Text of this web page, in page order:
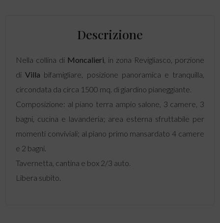
Descrizione
Nella collina di Moncalieri , in zona Revigliasco, porzione
diVilla bifamigliare, posizione panoramica e tranquilla,
circondata da circa 1500 mq. di giardino pianeggiante.
Composizione: al piano terra ampio salone, 3 camere, 3
bagni, cucina e lavanderia; area esterna sfruttabile per
momenti conviviali; al piano primo mansardato 4 camere
e 2 bagni.
Tavernetta, cantina e box 2/3 auto.
Libera subito.